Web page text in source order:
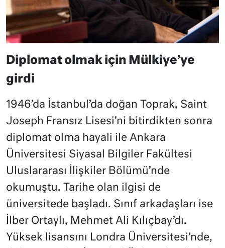
Diplomat olmak için Mülkiye’ye
girdi
1946’da İstanbul’da doğan Toprak, Saint
Joseph Fransız Lisesi’ni bitirdikten sonra
diplomat olma hayali ile Ankara
Üniversitesi Siyasal Bilgiler Fakültesi
Uluslararası İlişkiler Bölümü’nde
okumuştu. Tarihe olan ilgisi de
üniversitede başladı. Sınıf arkadaşları ise
İlber Ortaylı, Mehmet Ali Kılıçbay’dı.
Yüksek lisansını Londra Üniversitesi’nde,